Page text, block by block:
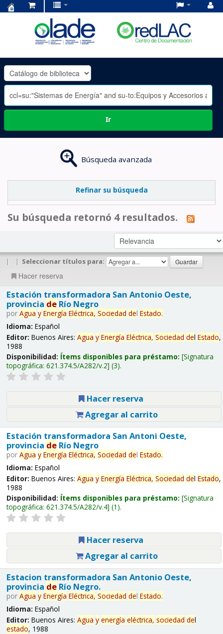
OLADE
-
Ir
Búsqueda avanzada
Refinar su búsqueda
Su búsqueda retornó 4 resultados.
| | Seleccionar títulos para:
Hacer reserva
Estación transformadora San Antonio Oeste,
provincia deRío Negro
por Agua y Energía Eléctrica, Sociedad del Estado.
Idioma: Español
Editor: Buenos Aires: Agua y Energía Eléctrica, Sociedad del Estado,
1988
Disponibilidad: Ítems disponibles para préstamo: Signatura
topográfica: 621.374.5/A282/v.2 (3).
Hacer reserva
Agregar al carrito
Estación transformadora San Antoni Oeste,
provincia deRío Negro
por Agua y Energía Eléctrica, Sociedad del Estado.
Idioma: Español
Editor: Buenos Aires: Agua y Energía Eléctrica, Sociedad del Estado,
1988
Disponibilidad: Ítems disponibles para préstamo: Signatura
topográfica: 621.374.5/A282/v.4 (1).
Hacer reserva
Agregar al carrito
Estacion transformadora San Antonio Oeste,
provincia deRío Negro.
por Agua y Energía Eléctrica, Sociedad del Estado.
Idioma: Español
Editor: Buenos Aires: Agua y energía eléctrica, sociedad del
estado, 1988